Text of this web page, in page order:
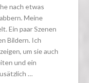
nach etwas
Meine
Ein paar Szenen
Bildern. Ich
um sie auch
und ein
…